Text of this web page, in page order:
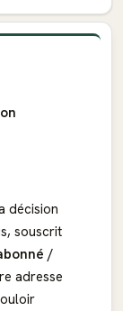
décision
souscrit
/
adresse